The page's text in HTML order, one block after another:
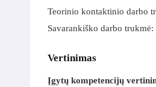
Teorinio kontaktinio darbo
Savarankiško darbo
Vertinimas
Įgytų kompetencijų